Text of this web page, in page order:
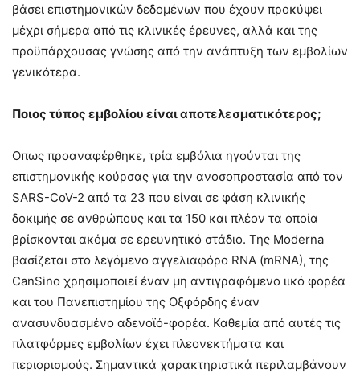
βάσει επιστημονικών δεδομένων που έχουν προκύψει
μέχρι σήμερα από τις κλινικές έρευνες, αλλά και της
προϋπάρχουσας γνώσης από την ανάπτυξη των εμβολίων
γενικότερα.
Ποιος τύπος εμβολίου είναι αποτελεσματικότερος;
Οπως προαναφέρθηκε, τρία εμβόλια ηγούνται της
επιστημονικής κούρσας για την ανοσοπροστασία από τον
SARS-CoV-2 από τα 23 που είναι σε φάση κλινικής
δοκιμής σε ανθρώπους και τα 150 και πλέον τα οποία
βρίσκονται ακόμα σε ερευνητικό στάδιο. Της Moderna
βασίζεται στο λεγόμενο αγγελιαφόρο RNA (mRNA), της
CanSino χρησιμοποιεί έναν μη αντιγραφόμενο ιικό φορέα
και του Πανεπιστημίου της Οξφόρδης έναν
ανασυνδυασμένο αδενοϊό-φορέα. Καθεμία από αυτές τις
πλατφόρμες εμβολίων έχει πλεονεκτήματα και
περιορισμούς. Σημαντικά χαρακτηριστικά περιλαμβάνουν